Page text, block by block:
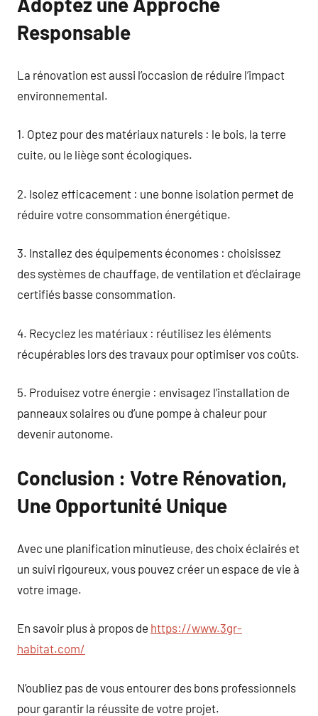
Responsable
La rénovation est aussi l’occasion de réduire l’impact
environnemental.
1. Optez pour des matériaux naturels : le bois, la terre
cuite, ou le liège sont écologiques.
2. Isolez efficacement : une bonne isolation permet de
réduire votre consommation énergétique.
3. Installez des équipements économes : choisissez
des systèmes de chauffage, de ventilation et d’éclairage
certifiés basse consommation.
4. Recyclez les matériaux : réutilisez les éléments
récupérables lors des travaux pour optimiser vos coûts.
5. Produisez votre énergie : envisagez l’installation de
panneaux solaires ou d’une pompe à chaleur pour
devenir autonome.
Conclusion : Votre Rénovation,
Une Opportunité Unique
Avec une planification minutieuse, des choix éclairés et
un suivi rigoureux, vous pouvez créer un espace de vie à
votre image.
En savoir plus à propos de https://www.3gr-
habitat.com/
N’oubliez pas de vous entourer des bons professionnels
pour garantir la réussite de votre projet.